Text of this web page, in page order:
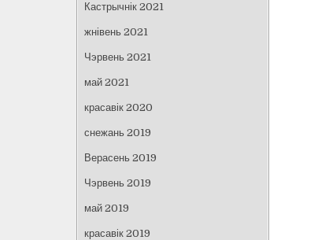
Кастрычнік 2021
жнівень 2021
Чэрвень 2021
май 2021
красавік 2020
снежань 2019
Верасень 2019
Чэрвень 2019
май 2019
красавік 2019